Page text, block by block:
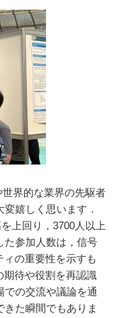
界的な業界の先駆者
嬉しく思います．
上回り，3700人以上
た参加人数は，信号
の重要性を示すも
期待や役割を再認識
の交流や議論を通
きた瞬間でもありま